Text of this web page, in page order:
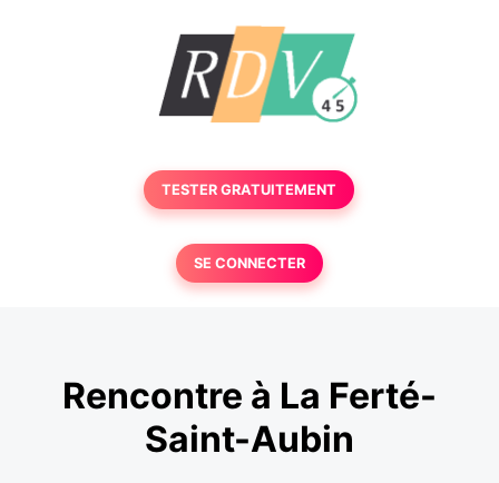
TESTER GRATUITEMENT
SE CONNECTER
Rencontre à La Ferté-
Saint-Aubin